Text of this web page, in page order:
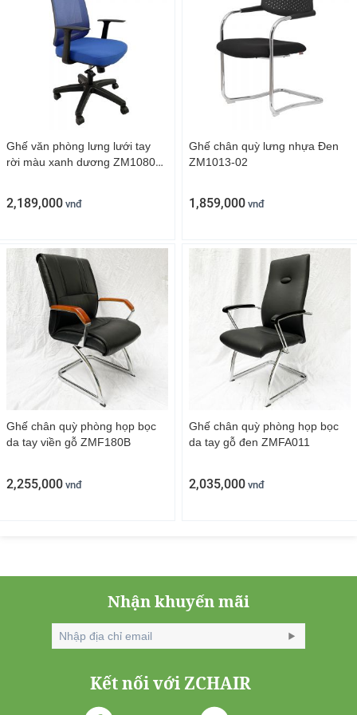
Ghế công thái học Sihoo có gác chân ZM18SF
Ghế công thái học Sihoo có gác chân ZM18SF
Ghế văn phòng lưng lưới tay
rời màu xanh dương ZM1080-
2,189,000 vnđ
Ghế chân quỳ lưng nhựa Đen
ZM1013-02
1,859,000 vnđ
Ghế chân quỳ phòng họp bọc
da tay viền gỗ ZMF180B
2,255,000 vnđ
Ghế chân quỳ phòng họp bọc
da tay gỗ đen ZMFA011
2,035,000 vnđ
Nhận khuyến mãi
Kết nối với ZCHAIR